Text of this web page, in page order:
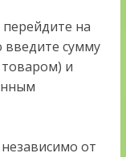
перейдите на
введите сумму
товаром) и
от